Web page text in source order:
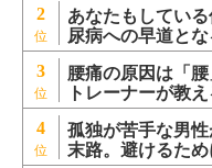
2 あなたもしてい
尿病への早道と
3 腰痛の原因は「
トレーナーが教
4 孤独が苦手な男
末路。避けるた